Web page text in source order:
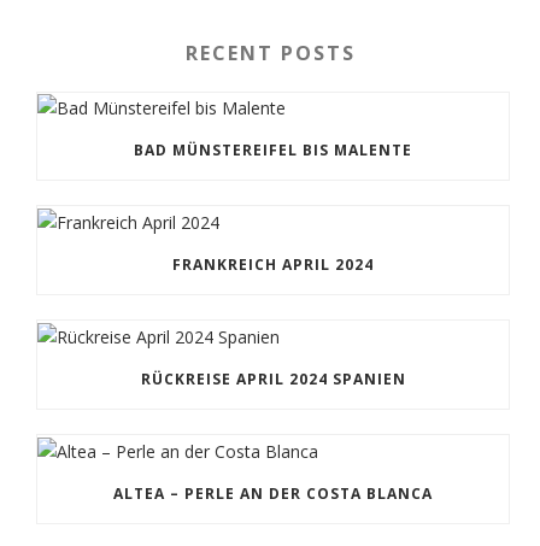
RECENT POSTS
BAD MÜNSTEREIFEL BIS MALENTE
FRANKREICH APRIL 2024
RÜCKREISE APRIL 2024 SPANIEN
ALTEA – PERLE AN DER COSTA BLANCA